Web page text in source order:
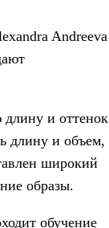
Andreeva
длину и оттенок
длину и объем,
широкий
образы.
обучение